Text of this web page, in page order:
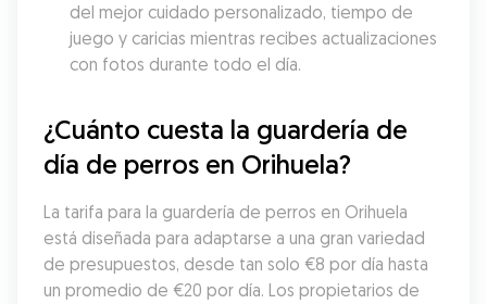
del mejor cuidado personalizado, tiempo de
juego y caricias mientras recibes actualizaciones
con fotos durante todo el día.
¿Cuánto cuesta la guardería de
día de perros en Orihuela?
La tarifa para la guardería de perros en Orihuela
está diseñada para adaptarse a una gran variedad
de presupuestos, desde tan solo €8 por día hasta
un promedio de €20 por día. Los propietarios de